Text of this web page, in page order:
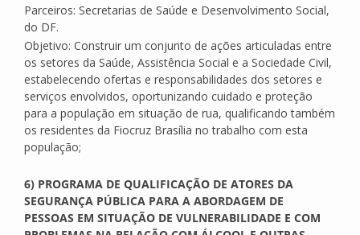
Parceiros: Secretarias de Saúde e Desenvolvimento Social,
do DF.
Objetivo: Construir um conjunto de ações articuladas entre
os setores da Saúde, Assistência Social e a Sociedade Civil,
estabelecendo ofertas e responsabilidades dos setores e
serviços envolvidos, oportunizando cuidado e proteção
para a população em situação de rua, qualificando também
os residentes da Fiocruz Brasília no trabalho com esta
população;
6) PROGRAMA DE QUALIFICAÇÃO DE ATORES DA
SEGURANÇA PÚBLICA PARA A ABORDAGEM DE
PESSOAS EM SITUAÇÃO DE VULNERABILIDADE E COM